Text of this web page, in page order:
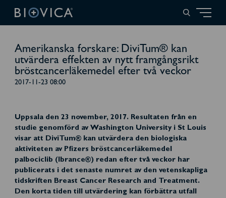
Amerikanska forskare: DiviTum® kan
utvärdera effekten av nytt framgångsrikt
bröstcancerläkemedel efter två veckor
2017-11-23 08:00
Uppsala den 23 november, 2017. Resultaten från en
studie genomförd av Washington University i St Louis
visar att DiviTum® kan utvärdera den biologiska
aktiviteten av Pfizers bröstcancerläkemedel
palbociclib (Ibrance®) redan efter två veckor har
publicerats i det senaste numret av den vetenskapliga
tidskriften Breast Cancer Research and Treatment.
Den korta tiden till utvärdering kan förbättra utfall